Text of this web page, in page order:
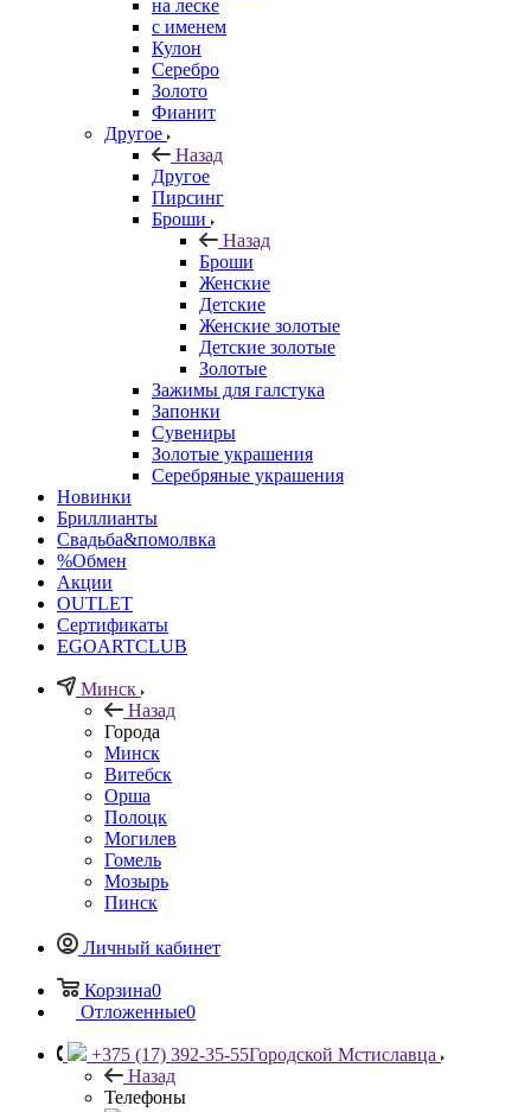
на леске
с именем
Кулон
Серебро
Золото
Фианит
Другое
Назад
Другое
Пирсинг
Броши
Назад
Броши
Женские
Детские
Женские золотые
Детские золотые
Золотые
Зажимы для галстука
Запонки
Сувениры
Золотые украшения
Серебряные украшения
Новинки
Бриллианты
Свадьба&помолвка
%Обмен
Акции
OUTLET
Сертификаты
EGOARTCLUB
Минск
Назад
Города
Минск
Витебск
Орша
Полоцк
Могилев
Гомель
Мозырь
Пинск
Личный кабинет
Корзина0
Отложенные0
+375 (17) 392-35-55Городской Мстиславца
Назад
Телефоны